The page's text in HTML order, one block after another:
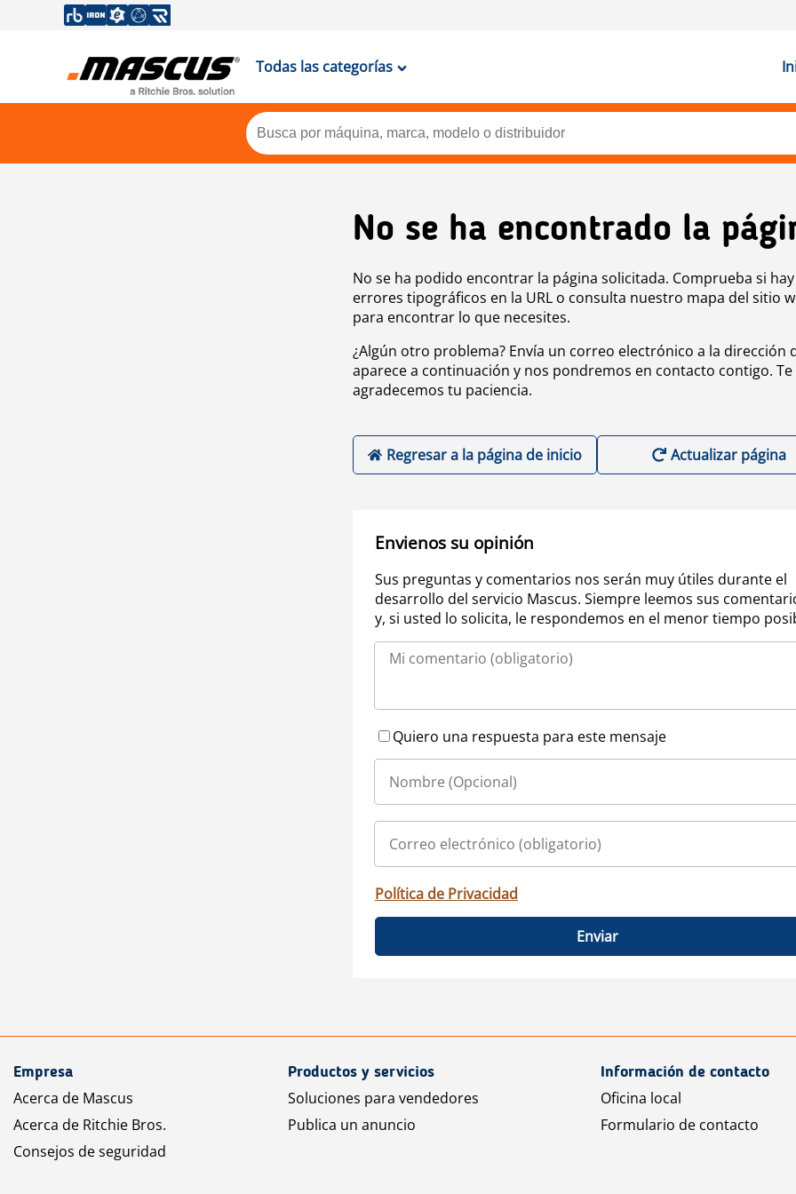
Todas las categorías
No se ha encontrado la
No se ha podido encontrar la página solicitada. Comprueba si hay
errores tipográficos en la URL o consulta nuestro mapa del sitio
para encontrar lo que necesites.
¿Algún otro problema? Envía un correo electrónico a la dirección
aparece a continuación y nos pondremos en contacto contigo. Te
agradecemos tu paciencia.
Regresar a la página de inicio Actualizar página
Envienos su opinión
Sus preguntas y comentarios nos serán muy útiles durante el
desarrollo del servicio Mascus. Siempre leemos sus
y, si usted lo solicita, le respondemos en el menor tiempo
Quiero una respuesta para este mensaje
Política de Privacidad
Enviar
Empresa
Acerca de Mascus
Acerca de Ritchie Bros.
Consejos de seguridad
Productos y servicios
Soluciones para vendedores
Publica un anuncio
Información de contacto
Oficina local
Formulario de contacto